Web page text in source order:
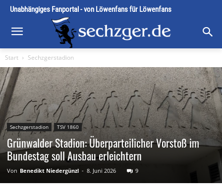
Unabhängiges Fanportal - von Löwenfans für Löwenfans
Start Sechzgerstadion
Sechzgerstadion TSV 1860
Grünwalder Stadion: Überparteilicher Vorstoß im
Bundestag soll Ausbau erleichtern
Von Benedikt Niedergünzl - 8. Juni 2026 9